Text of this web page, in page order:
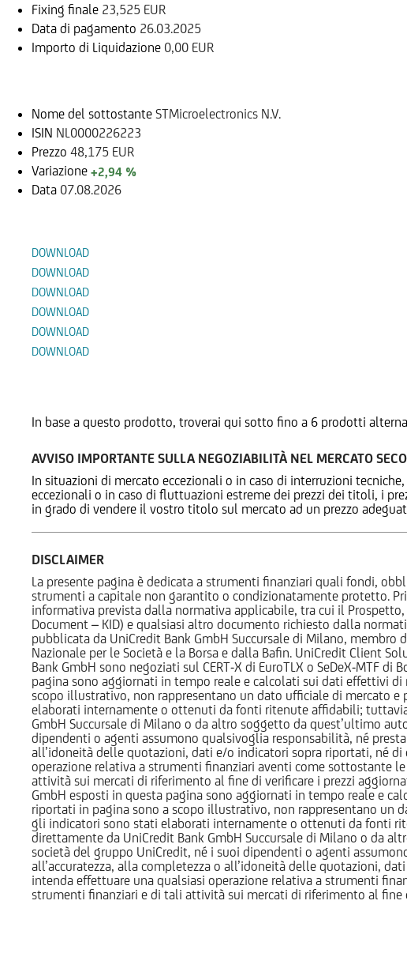
Fixing finale 23,525 EUR
Data di pagamento 26.03.2025
Importo di Liquidazione 0,00 EUR
Nome del sottostante STMicroelectronics N.V.
ISIN NL0000226223
Prezzo 48,175 EUR
Variazione +2,94 %
Data 07.08.2026
DOWNLOAD
DOWNLOAD
DOWNLOAD
DOWNLOAD
DOWNLOAD
DOWNLOAD
In base a questo prodotto, troverai qui sotto fino a 6 prodotti
AVVISO IMPORTANTE SULLA NEGOZIABILITÀ NEL MERCATO
In situazioni di mercato eccezionali o in caso di interruzioni
eccezionali o in caso di fluttuazioni estreme dei prezzi dei titoli, i
in grado di vendere il vostro titolo sul mercato ad un prezzo
DISCLAIMER
La presente pagina è dedicata a strumenti finanziari quali fondi,
strumenti a capitale non garantito o condizionatamente protetto.
informativa prevista dalla normativa applicabile, tra cui il
Document – KID) e qualsiasi altro documento richiesto dalla
pubblicata da UniCredit Bank GmbH Succursale di Milano,
Nazionale per le Società e la Borsa e dalla Bafin. UniCredit Client
Bank GmbH sono negoziati sul CERT-X di EuroTLX o SeDeX-MTF
pagina sono aggiornati in tempo reale e calcolati sui dati effettivi
scopo illustrativo, non rappresentano un dato ufficiale di mercato
elaborati internamente o ottenuti da fonti ritenute affidabili;
GmbH Succursale di Milano o da altro soggetto da quest’ultimo
dipendenti o agenti assumono qualsivoglia responsabilità, né
all’idoneità delle quotazioni, dati e/o indicatori sopra riportati, né
operazione relativa a strumenti finanziari aventi come sottostante
attività sui mercati di riferimento al fine di verificare i prezzi
GmbH esposti in questa pagina sono aggiornati in tempo reale e
riportati in pagina sono a scopo illustrativo, non rappresentano un
gli indicatori sono stati elaborati internamente o ottenuti da fonti
direttamente da UniCredit Bank GmbH Succursale di Milano o da
società del gruppo UniCredit, né i suoi dipendenti o agenti
all’accuratezza, alla completezza o all’idoneità delle quotazioni,
intenda effettuare una qualsiasi operazione relativa a strumenti
strumenti finanziari e di tali attività sui mercati di riferimento al fine